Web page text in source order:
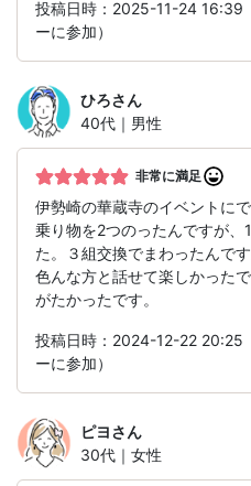
投稿日時：2025-11-24 16:39
ーに参加）
ひろさん
40代｜男性
非常に満足
伊勢崎の華蔵寺のイベントにで
乗り物を2つのったんですが、
た。３組交換でまわったんです
色んな方と話せて楽しかった
がたかったです。
投稿日時：2024-12-22 20:25
ーに参加）
ピヨさん
30代｜女性